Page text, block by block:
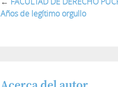
Años de legítimo orgullo